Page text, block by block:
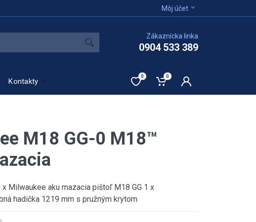
Môj účet
Zákaznícka linka
0904 533 389
Kontakty
0 0
M18 GG-0 M18™
x Milwaukee aku mazacia pištoľ M18 GG 1 x
hadička 1219 mm s pružným krytom